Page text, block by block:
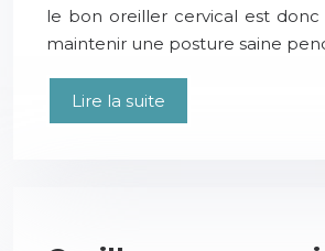
le bon oreiller cervical est
maintenir une posture saine
Lire la suite